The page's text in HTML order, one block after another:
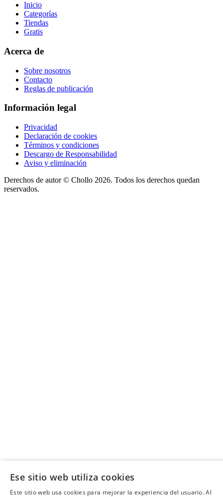
Inicio
Categorías
Tiendas
Gratis
Acerca de
Sobre nosotros
Contacto
Reglas de publicación
Información legal
Privacidad
Declaración de cookies
Términos y condiciones
Descargo de Responsabilidad
Aviso y eliminación
Derechos de autor © Chollo 2026. Todos los derechos quedan
reservados.
Ese sitio web utiliza cookies
Este sitio web usa cookies para mejorar la experiencia del usuario. Al